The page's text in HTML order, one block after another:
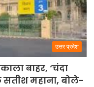
उत्तर प्रदेश
बाहर, ‘चंदा
सतीश महाना, बोले-